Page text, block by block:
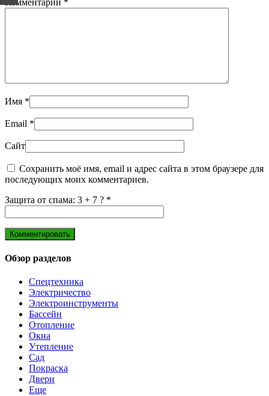
Имя *
Email *
Сайт
Сохранить моё имя, email и адрес сайта в этом браузере для
последующих моих комментариев.
Защита от спама: 3 + 7 ? *
Обзор разделов
Спецтехника
Электричество
Электроинструменты
Бассейн
Отопление
Окна
Утепление
Сад
Покраска
Двери
Еще